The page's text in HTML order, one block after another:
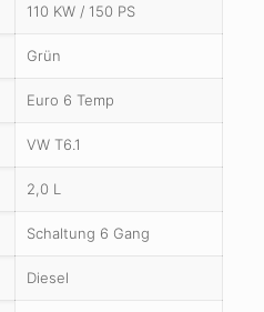
110 KW / 150 PS
Grün
Euro 6 Temp
VW T6.1
2,0 L
Schaltung 6 Gang
Diesel